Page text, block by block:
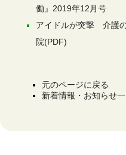
働』2019年12月号
アイドルが突撃 介護
院(PDF)
元のページに戻る
新着情報・お知らせ